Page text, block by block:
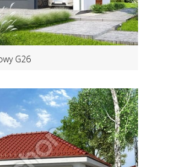
G26